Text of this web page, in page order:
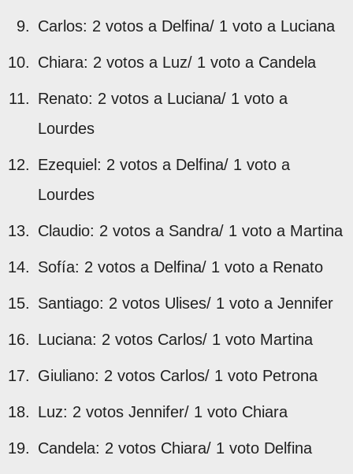
Carlos: 2 votos a Delfina/ 1 voto a Luciana
Chiara: 2 votos a Luz/ 1 voto a Candela
Renato: 2 votos a Luciana/ 1 voto a
Lourdes
Ezequiel: 2 votos a Delfina/ 1 voto a
Lourdes
Claudio: 2 votos a Sandra/ 1 voto a Martina
Sofía: 2 votos a Delfina/ 1 voto a Renato
Santiago: 2 votos Ulises/ 1 voto a Jennifer
Luciana: 2 votos Carlos/ 1 voto Martina
Giuliano: 2 votos Carlos/ 1 voto Petrona
Luz: 2 votos Jennifer/ 1 voto Chiara
Candela: 2 votos Chiara/ 1 voto Delfina